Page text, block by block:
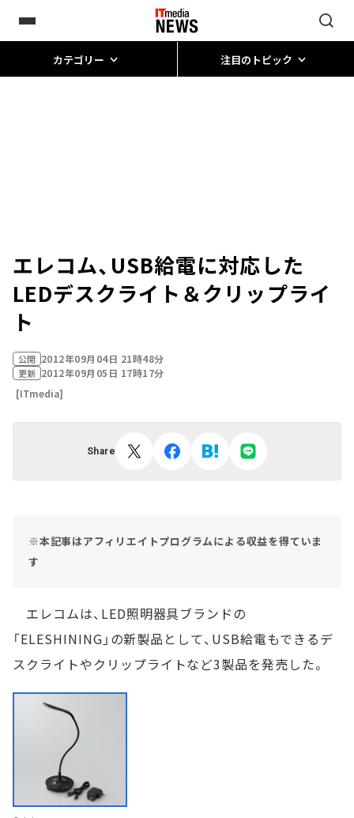
カテゴリー 注目のトピック
エレコム、USB給電に対応した
LEDデスクライト＆クリップライ
ト
公開 2012年09月04日 21時48分
更新 2012年09月05日 17時17分
[ITmedia]
Share
※本記事はアフィリエイトプログラムによる収益を得ていま
す
エレコムは、LED照明器具ブランドの
「ELESHINING」の新製品として、USB給電もできるデ
スクライトやクリップライトなど3製品を発売した。